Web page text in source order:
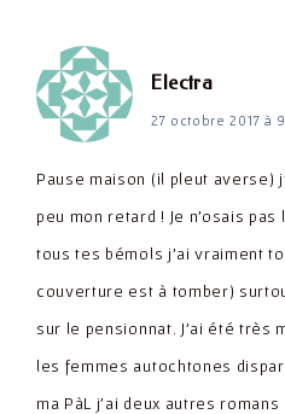
Electradit :
27 octobre 2017 à
Pause maison (il pleut
peu mon retard ! Je n'osais
tous tes bémols j'ai vraiment
couverture est à tomber)
sur le pensionnat. J'ai été très
les femmes autochtones
ma PàL j'ai deux autres